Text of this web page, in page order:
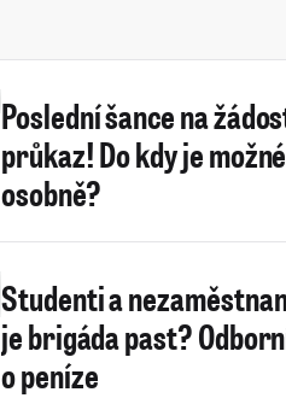
Poslední šance na
průkaz! Do kdy je
osobně?
Studenti a
je brigáda past?
o peníze